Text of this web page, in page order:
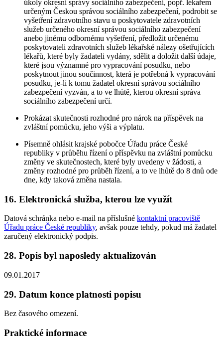
úkoly okresní správy sociálního zabezpečení, popř. lékařem
určeným Českou správou sociálního zabezpečení, podrobit se
vyšetření zdravotního stavu u poskytovatele zdravotních
služeb určeného okresní správou sociálního zabezpečení
anebo jinému odbornému vyšetření, předložit určenému
poskytovateli zdravotních služeb lékařské nálezy ošetřujících
lékařů, které byly žadateli vydány, sdělit a doložit další údaje,
které jsou významné pro vypracování posudku, nebo
poskytnout jinou součinnost, která je potřebná k vypracování
posudku, je-li k tomu žadatel okresní správou sociálního
zabezpečení vyzván, a to ve lhůtě, kterou okresní správa
sociálního zabezpečení určí.
Prokázat skutečnosti rozhodné pro nárok na příspěvek na
zvláštní pomůcku, jeho výši a výplatu.
Písemně ohlásit krajské pobočce Úřadu práce České
republiky v průběhu řízení o příspěvku na zvláštní pomůcku
změny ve skutečnostech, které byly uvedeny v žádosti, a
změny rozhodné pro průběh řízení, a to ve lhůtě do 8 dnů ode
dne, kdy taková změna nastala.
16. Elektronická služba, kterou lze využít
Datová schránka nebo e-mail na příslušné kontaktní pracoviště
Úřadu práce České republiky, avšak pouze tehdy, pokud má žadatel
zaručený elektronický podpis.
28. Popis byl naposledy aktualizován
09.01.2017
29. Datum konce platnosti popisu
Bez časového omezení.
Praktické informace